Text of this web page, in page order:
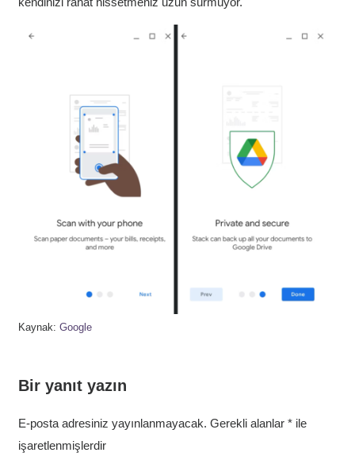
Kaynak: Google
Bir yanıt yazın
E-posta adresiniz yayınlanmayacak. Gerekli alanlar *ile
işaretlenmişlerdir